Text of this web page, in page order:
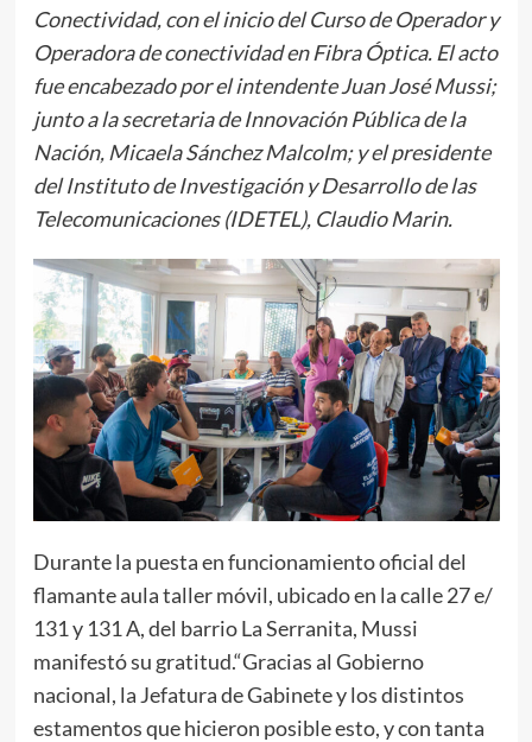
Conectividad, con el inicio del Curso de Operador y
Operadora de conectividad en Fibra Óptica. El acto
fue encabezado por el intendente Juan José Mussi;
junto a la secretaria de Innovación Pública de la
Nación, Micaela Sánchez Malcolm; y el presidente
del Instituto de Investigación y Desarrollo de las
Telecomunicaciones (IDETEL), Claudio Marin.
Durante la puesta en funcionamiento oficial del
flamante aula taller móvil, ubicado en la calle 27 e/
131 y 131 A, del barrio La Serranita, Mussi
manifestó su gratitud.“Gracias al Gobierno
nacional, la Jefatura de Gabinete y los distintos
estamentos que hicieron posible esto, y con tanta